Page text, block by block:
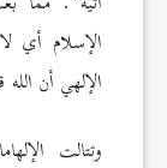
الإسلام أي
الإلهي أن
وتتالت